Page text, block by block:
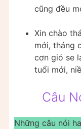
cũng đều
Xin chào
mới, tháng
cơn gió se
tuổi mới,
Câu
Những câu nói